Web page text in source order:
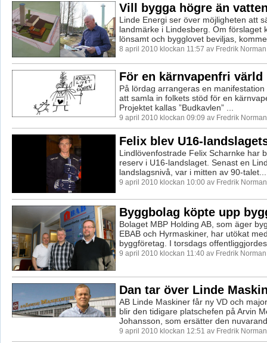
Vill bygga högre än
Linde Energi ser över möjligheten att
landmärke i Lindesberg. Om förslaget
lönsamt och bygglovet beviljas,
8 april 2010 klockan 11:57 av Fredrik Norman
För en kärnvapenfri värld
På lördag arrangeras en
att samla in folkets stöd för en
Projektet kallas ”Budkavlen” ...
9 april 2010 klockan 09:09 av Fredrik Norman
Felix blev U16-
Lindlövenfostrade Felix Scharnke har
reserv i U16-landslaget. Senast en
landslagsnivå, var i mitten av 90-talet...
9 april 2010 klockan 10:00 av Fredrik Norman
Byggbolag köpte upp
Bolaget MBP Holding AB, som äger
EBAB och Hyrmaskiner, har utökat
byggföretag. I torsdags
9 april 2010 klockan 11:40 av Fredrik Norman
Dan tar över Linde
AB Linde Maskiner får ny VD och
blir den tidigare platschefen på Arvin
Johansson, som ersätter den
9 april 2010 klockan 12:51 av Fredrik Norman